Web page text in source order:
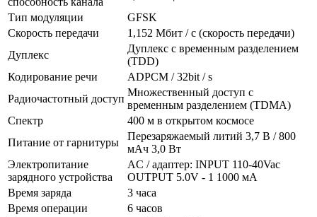
Тип модуляции
GFSK
Скорость передачи
1,152 Мбит / с (скорость передачи)
Дуплекс
Дуплекс с временным разделением
(TDD)
Кодирование речи
ADPCM / 32bit / s
Радиочастотный доступ
Множественный доступ с
временным разделением (TDMA)
Спектр
400 м в открытом космосе
Питание от гарнитуры
Перезаряжаемый литий 3,7 В / 800
мАч 3,0 Вт
Электропитание
зарядного устройства
AC / адаптер: INPUT 110-40Vac
OUTPUT 5.0V - 1 1000 мА
Время заряда
3 часа
Время операции
6 часов